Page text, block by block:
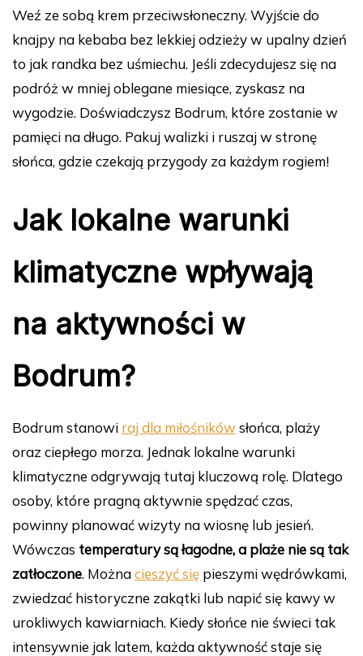
Weź ze sobą krem przeciwsłoneczny. Wyjście do
knajpy na kebaba bez lekkiej odzieży w upalny dzień
to jak randka bez uśmiechu. Jeśli zdecydujesz się na
podróż w mniej oblegane miesiące, zyskasz na
wygodzie. Doświadczysz Bodrum, które zostanie w
pamięci na długo. Pakuj walizki i ruszaj w stronę
słońca, gdzie czekają przygody za każdym rogiem!
Jak lokalne warunki
klimatyczne wpływają
na aktywności w
Bodrum?
Bodrum stanowi raj dla miłośnikówsłońca, plaży
oraz ciepłego morza. Jednak lokalne warunki
klimatyczne odgrywają tutaj kluczową rolę. Dlatego
osoby, które pragną aktywnie spędzać czas,
powinny planować wizyty na wiosnę lub jesień.
Wówczas temperatury są łagodne, a plaże nie są tak
zatłoczone. Możnacieszyć się pieszymi wędrówkami,
zwiedzać historyczne zakątki lub napić się kawy w
urokliwych kawiarniach. Kiedy słońce nie świeci tak
intensywnie jak latem, każda aktywność staje się